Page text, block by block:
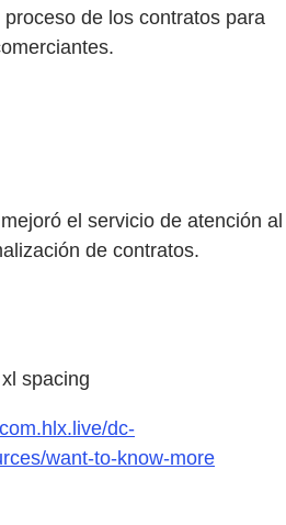
de los contratos para
el servicio de atención al
de contratos.
spacing
dc-
want-to-know-more